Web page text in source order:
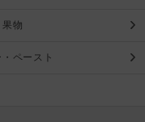
果物
ペースト